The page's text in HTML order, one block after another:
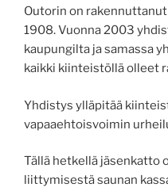
Outorin on
1908. Vuonna 2003
kaupungilta ja samassa
kaikki kiinteistöllä olleet
Yhdistys ylläpitää
vapaaehtoisvoimin
Tällä hetkellä jäsenkatto
liittymisestä saunan